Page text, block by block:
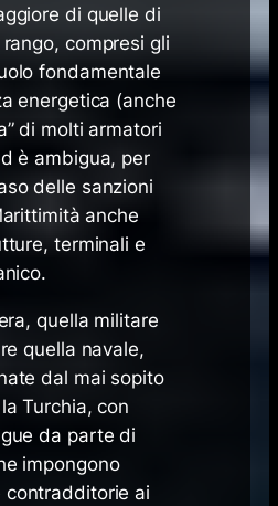
di quelle di
compresi gli
fondamentale
energetica (anche
di molti armatori
è ambigua, per
delle sanzioni
anche
terminali e
quella militare
quella navale,
dal mai sopito
Turchia, con
da parte di
impongono
contradditorie ai